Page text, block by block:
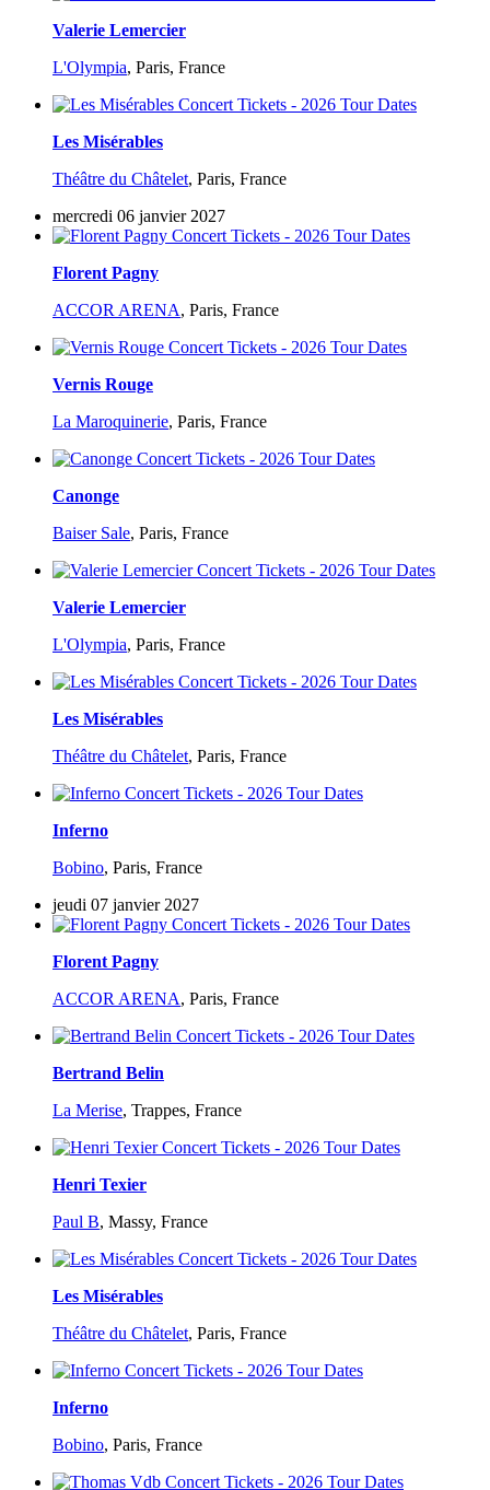
Valerie Lemercier
L'Olympia, Paris, France
Les Misérables
Théâtre du Châtelet, Paris, France
mercredi 06 janvier 2027
Florent Pagny
ACCOR ARENA, Paris, France
Vernis Rouge
La Maroquinerie, Paris, France
Canonge
Baiser Sale, Paris, France
Valerie Lemercier
L'Olympia, Paris, France
Les Misérables
Théâtre du Châtelet, Paris, France
Inferno
Bobino, Paris, France
jeudi 07 janvier 2027
Florent Pagny
ACCOR ARENA, Paris, France
Bertrand Belin
La Merise, Trappes, France
Henri Texier
Paul B, Massy, France
Les Misérables
Théâtre du Châtelet, Paris, France
Inferno
Bobino, Paris, France